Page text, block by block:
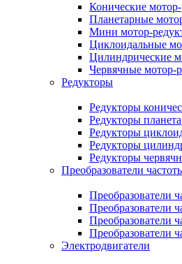
Конические
Планетарные
Мини мотор-
Циклоидальные
Цилиндрические
Червячные мотор-
Редукторы
Редукторы
Редукторы
Редукторы
Редукторы
Редукторы
Преобразователи
Преобразователи
Преобразователи
Преобразователи
Преобразователи
Электродвигатели